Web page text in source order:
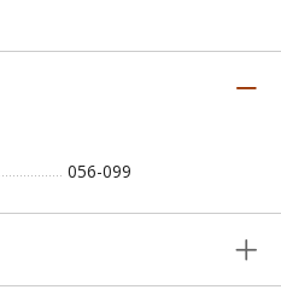
056-099